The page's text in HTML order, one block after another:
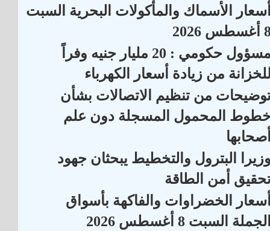
الأسماك والمأكولات البحرية السبت
2026
مسؤول حكومي : 20 مليار جنيه وفراً
من زيادة أسعار الكهرباء
من تنظيم الاتصالات بشأن
المحمول المسجلة دون علم
البترول والتخطيط يبحثان جهود
أمن الطاقة
الخضراوات والفاكهة بأسواق
السبت 8 أغسطس 2026